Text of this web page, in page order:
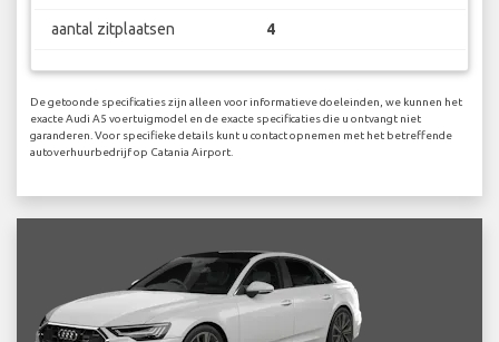
aantal zitplaatsen 4
De getoonde specificaties zijn alleen voor informatieve doeleinden, we kunnen het
exacte Audi A5 voertuigmodel en de exacte specificaties die u ontvangt niet
garanderen. Voor specifieke details kunt u contact opnemen met het betreffende
autoverhuurbedrijf op Catania Airport.